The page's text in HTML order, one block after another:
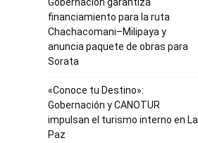
financiamiento para la ruta
Chachacomani–Milipaya y
anuncia paquete de obras para
Sorata
«Conoce tu Destino»:
Gobernación y CANOTUR
impulsan el turismo interno en La
Paz